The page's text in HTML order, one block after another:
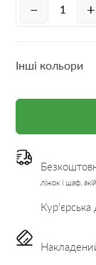
− +
Інші кольори
ліжок і шаф,
Кур'єрська